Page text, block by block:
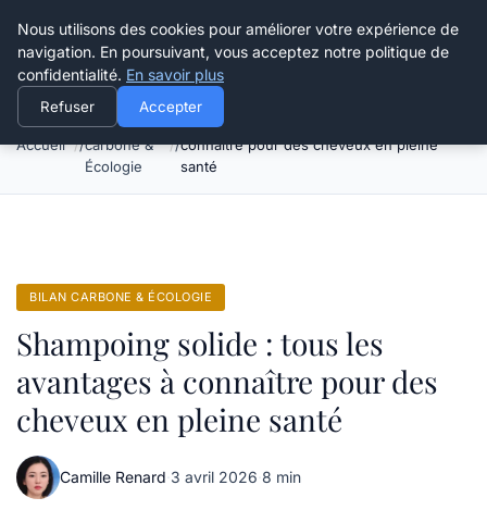
Happy Calyx Farmer
Accueil
Bilan
carbone &
Écologie
Shampoing solide : tous les avantages à
connaître pour des cheveux en pleine
santé
BILAN CARBONE & ÉCOLOGIE
Shampoing solide : tous les
avantages à connaître pour des
cheveux en pleine santé
Camille Renard·3 avril 2026·8 min
Nous utilisons des cookies pour améliorer votre expérience de
navigation. En poursuivant, vous acceptez notre politique de
confidentialité. En savoir plus
Refuser Accepter